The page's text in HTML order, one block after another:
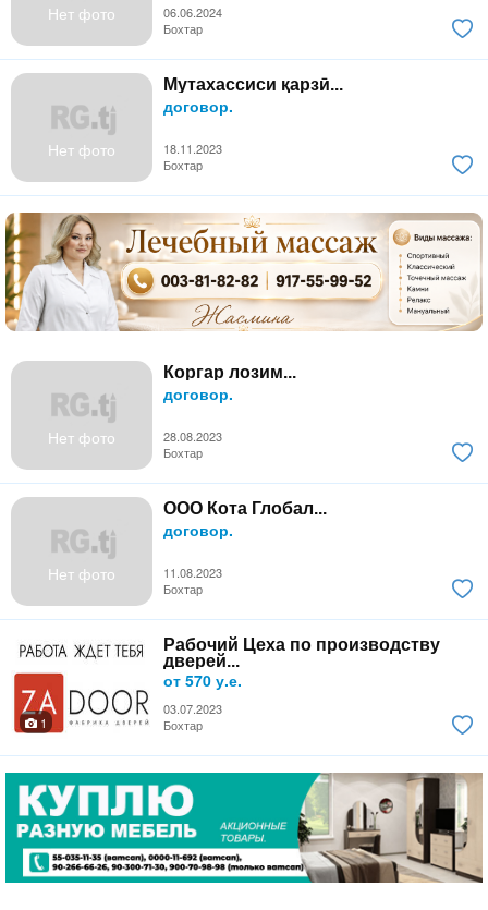
Нет фото
06.06.2024
Бохтар
Нет фото
Мутахассиси қарзӣ...
договор.
18.11.2023
Бохтар
Нет фото
Коргар лозим...
договор.
28.08.2023
Бохтар
Нет фото
ООО Кота Глобал...
договор.
11.08.2023
Бохтар
Рабочий Цеха по производству
дверей...
от 570 у.е.
03.07.2023
1
Бохтар